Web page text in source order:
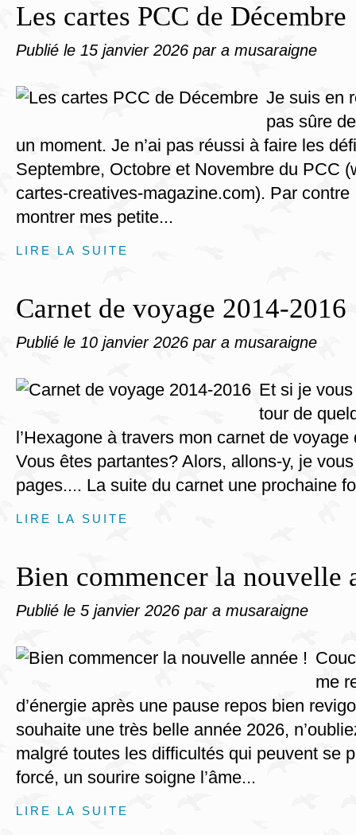
Les cartes PCC de Décembre
Publié le 15 janvier 2026 par a musaraigne
Je suis en
pas sûre
un moment. Je n’ai pas réussi à faire les
Septembre, Octobre et Novembre du PCC
cartes-creatives-magazine.com). Par
montrer mes petite...
LIRE LA SUITE
Carnet de voyage 2014-2016
Publié le 10 janvier 2026 par a musaraigne
Et si je
tour de
l’Hexagone à travers mon carnet de
Vous êtes partantes? Alors, allons-y, je
pages.... La suite du carnet une prochaine
LIRE LA SUITE
Bien commencer la nouvelle
Publié le 5 janvier 2026 par a musaraigne
me
d’énergie après une pause repos bien
souhaite une très belle année 2026,
malgré toutes les difficultés qui peuvent se
forcé, un sourire soigne l’âme...
LIRE LA SUITE